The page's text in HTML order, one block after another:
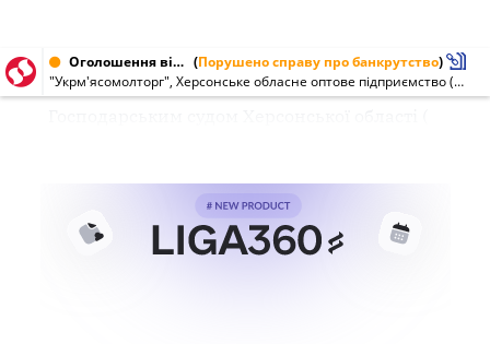
Оголошення від 09.04.2005 № 01553824 (Порушено справу про банкрутство)
"Укрм'ясомолторг", Херсонське обласне оптове підприємство (01553824)